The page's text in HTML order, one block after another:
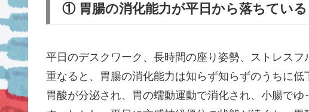
① 胃腸の消化能力が平日から落ちている
平日のデスクワーク、長時間の座り姿勢、ストレス
重なると、胃腸の消化能力は知らず知らずのうちに
胃酸が分泌され、胃の蠕動運動で消化され、小腸で